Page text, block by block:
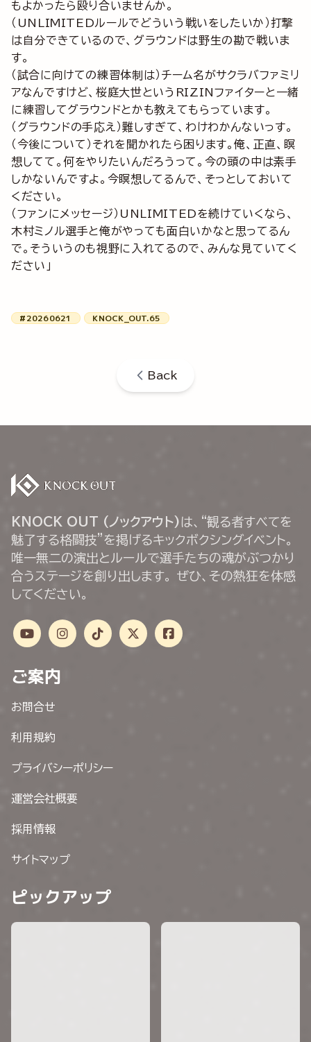
もよかったら殴り合いませんか。
（UNLIMITEDルールでどういう戦いをしたいか）打撃
は自分できているので、グラウンドは野生の勘で戦いま
す。
（試合に向けての練習体制は）チーム名がサクラバファミリ
アなんですけど、桜庭大世というRIZINファイターと一緒
に練習してグラウンドとかも教えてもらっています。
（グラウンドの手応え）難しすぎて、わけわかんないっす。
（今後について）それを聞かれたら困ります。俺、正直、瞑
想してて。何をやりたいんだろうって。今の頭の中は素手
しかないんですよ。今瞑想してるんで、そっとしておいて
ください。
（ファンにメッセージ）UNLIMITEDを続けていくなら、
木村ミノル選手と俺がやっても面白いかなと思ってるん
で。そういうのも視野に入れてるので、みんな見ていてく
ださい」
#20260621 KNOCK_OUT.65
Back
KNOCK OUT (ノックアウト) は、“観る者すべてを
魅了する格闘技”を掲げるキックボクシングイベント。
唯一無二の演出とルールで選手たちの魂がぶつかり
合うステージを創り出します。 ぜひ、その熱狂を体感
してください。
ご案内
お問合せ
利用規約
プライバシーポリシー
運営会社概要
採用情報
サイトマップ
ピックアップ